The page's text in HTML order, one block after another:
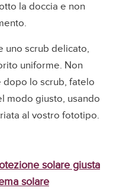
la doccia e non
uno scrub delicato,
uniforme. Non
lo scrub, fatelo
modo giusto, usando
al vostro fototipo.
solare giusta
solare